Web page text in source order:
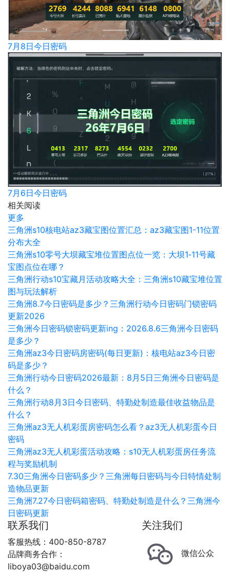
7月8日今日密码
7月6日今日密码
相关阅读
更多
三角洲s10核电站az3藏宝图位置汇总：az3藏宝图1-11位置
分布大全
三角洲s10零号大坝藏宝堆位置图点位一览：大坝1‑11号藏
宝图点位在哪？
三角洲行动s10宝藏月活动攻略大全：三角洲s10藏宝堆位置
图与玩法解析
三角洲8.7今日密码是多少？三角洲行动今日密码门锁密码
更新2026
三角洲今日密码锁密码更新ing：2026.8.6三角洲今日密码
是多少？
三角洲az3今日密码房密码(每日更新)：核电站az3今日密
码是多少？
三角洲行动今日密码2026最新：8月5日三角洲今日密码是
什么？
三角洲行动8月3日今日密码、特勤处制造最佳收益物品是
什么？
三角洲az3无人机彩蛋房密码怎么看？az3无人机彩蛋今日
密码
三角洲az3无人机彩蛋活动攻略：s10无人机彩蛋房任务流
程与奖励机制
7.30三角洲今日密码多少？三角洲每日密码与今日特情处制
造物品更新
三角洲7.27今日密码箱密码、特勤处制造是什么？三角洲今
日密码更新
联系我们
客服热线：400-850-8787
品牌商务合作：
liboya03@baidu.com
关注我们
微信公众